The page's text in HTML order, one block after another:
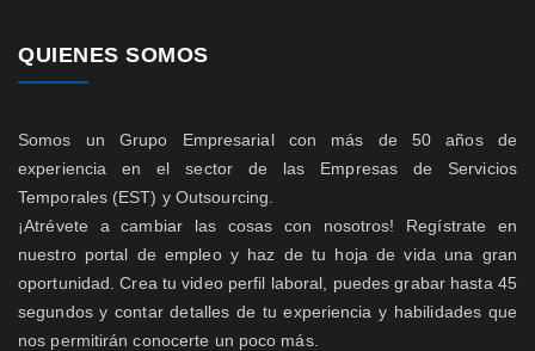
QUIENES SOMOS
Somos un Grupo Empresarial con más de 50 años de
experiencia en el sector de las Empresas de Servicios
Temporales (EST) y Outsourcing.
¡Atrévete a cambiar las cosas con nosotros! Regístrate en
nuestro portal de empleo y haz de tu hoja de vida una gran
oportunidad. Crea tu video perfil laboral, puedes grabar hasta 45
segundos y contar detalles de tu experiencia y habilidades que
nos permitirán conocerte un poco más.